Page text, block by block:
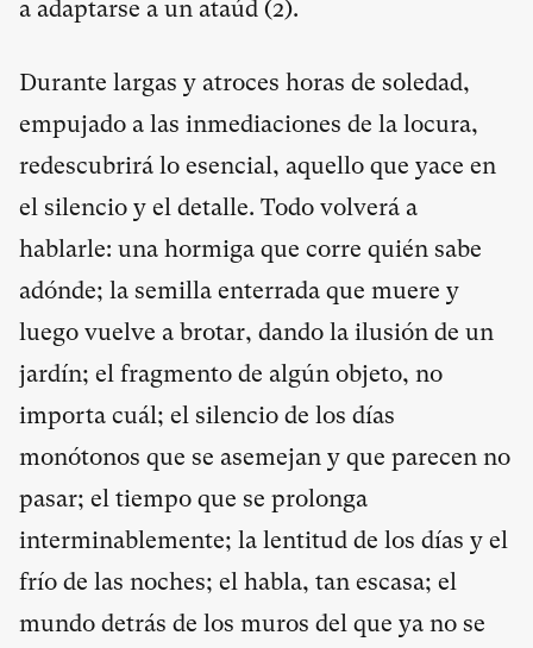
a adaptarse a un ataúd (2).
Durante largas y atroces horas de soledad,
empujado a las inmediaciones de la locura,
redescubrirá lo esencial, aquello que yace en
el silencio y el detalle. Todo volverá a
hablarle: una hormiga que corre quién sabe
adónde; la semilla enterrada que muere y
luego vuelve a brotar, dando la ilusión de un
jardín; el fragmento de algún objeto, no
importa cuál; el silencio de los días
monótonos que se asemejan y que parecen no
pasar; el tiempo que se prolonga
interminablemente; la lentitud de los días y el
frío de las noches; el habla, tan escasa; el
mundo detrás de los muros del que ya no se